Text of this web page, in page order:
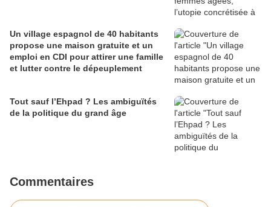
Un village espagnol de 40 habitants
propose une maison gratuite et un
emploi en CDI pour attirer une famille
et lutter contre le dépeuplement
Tout sauf l’Ehpad ? Les ambiguïtés
de la politique du grand âge
Commentaires